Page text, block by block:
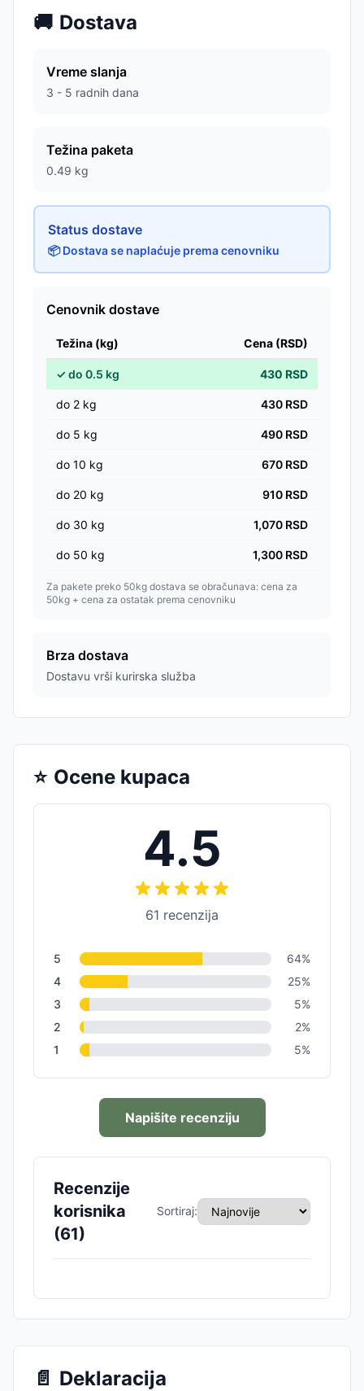
🚚 Dostava
Vreme slanja
3 - 5 radnih dana
Težina paketa
0.49 kg
Status dostave
📦 Dostava se naplaćuje prema cenovniku
Cenovnik dostave
Težina (kg) Cena (RSD)
✓do 0.5 kg 430 RSD
do 2 kg 430 RSD
do 5 kg 490 RSD
do 10 kg 670 RSD
do 20 kg 910 RSD
do 30 kg 1,070 RSD
do 50 kg 1,300 RSD
Za pakete preko 50kg dostava se obračunava: cena za
50kg + cena za ostatak prema cenovniku
Brza dostava
Dostavu vrši kurirska služba
⭐ Ocene kupaca
4.5
61 recenzija
5 64%
4
25%
3
5%
2
2%
1
5%
Napišite recenziju
Recenzije
korisnika
(61)
Sortiraj:
📄 Deklaracija